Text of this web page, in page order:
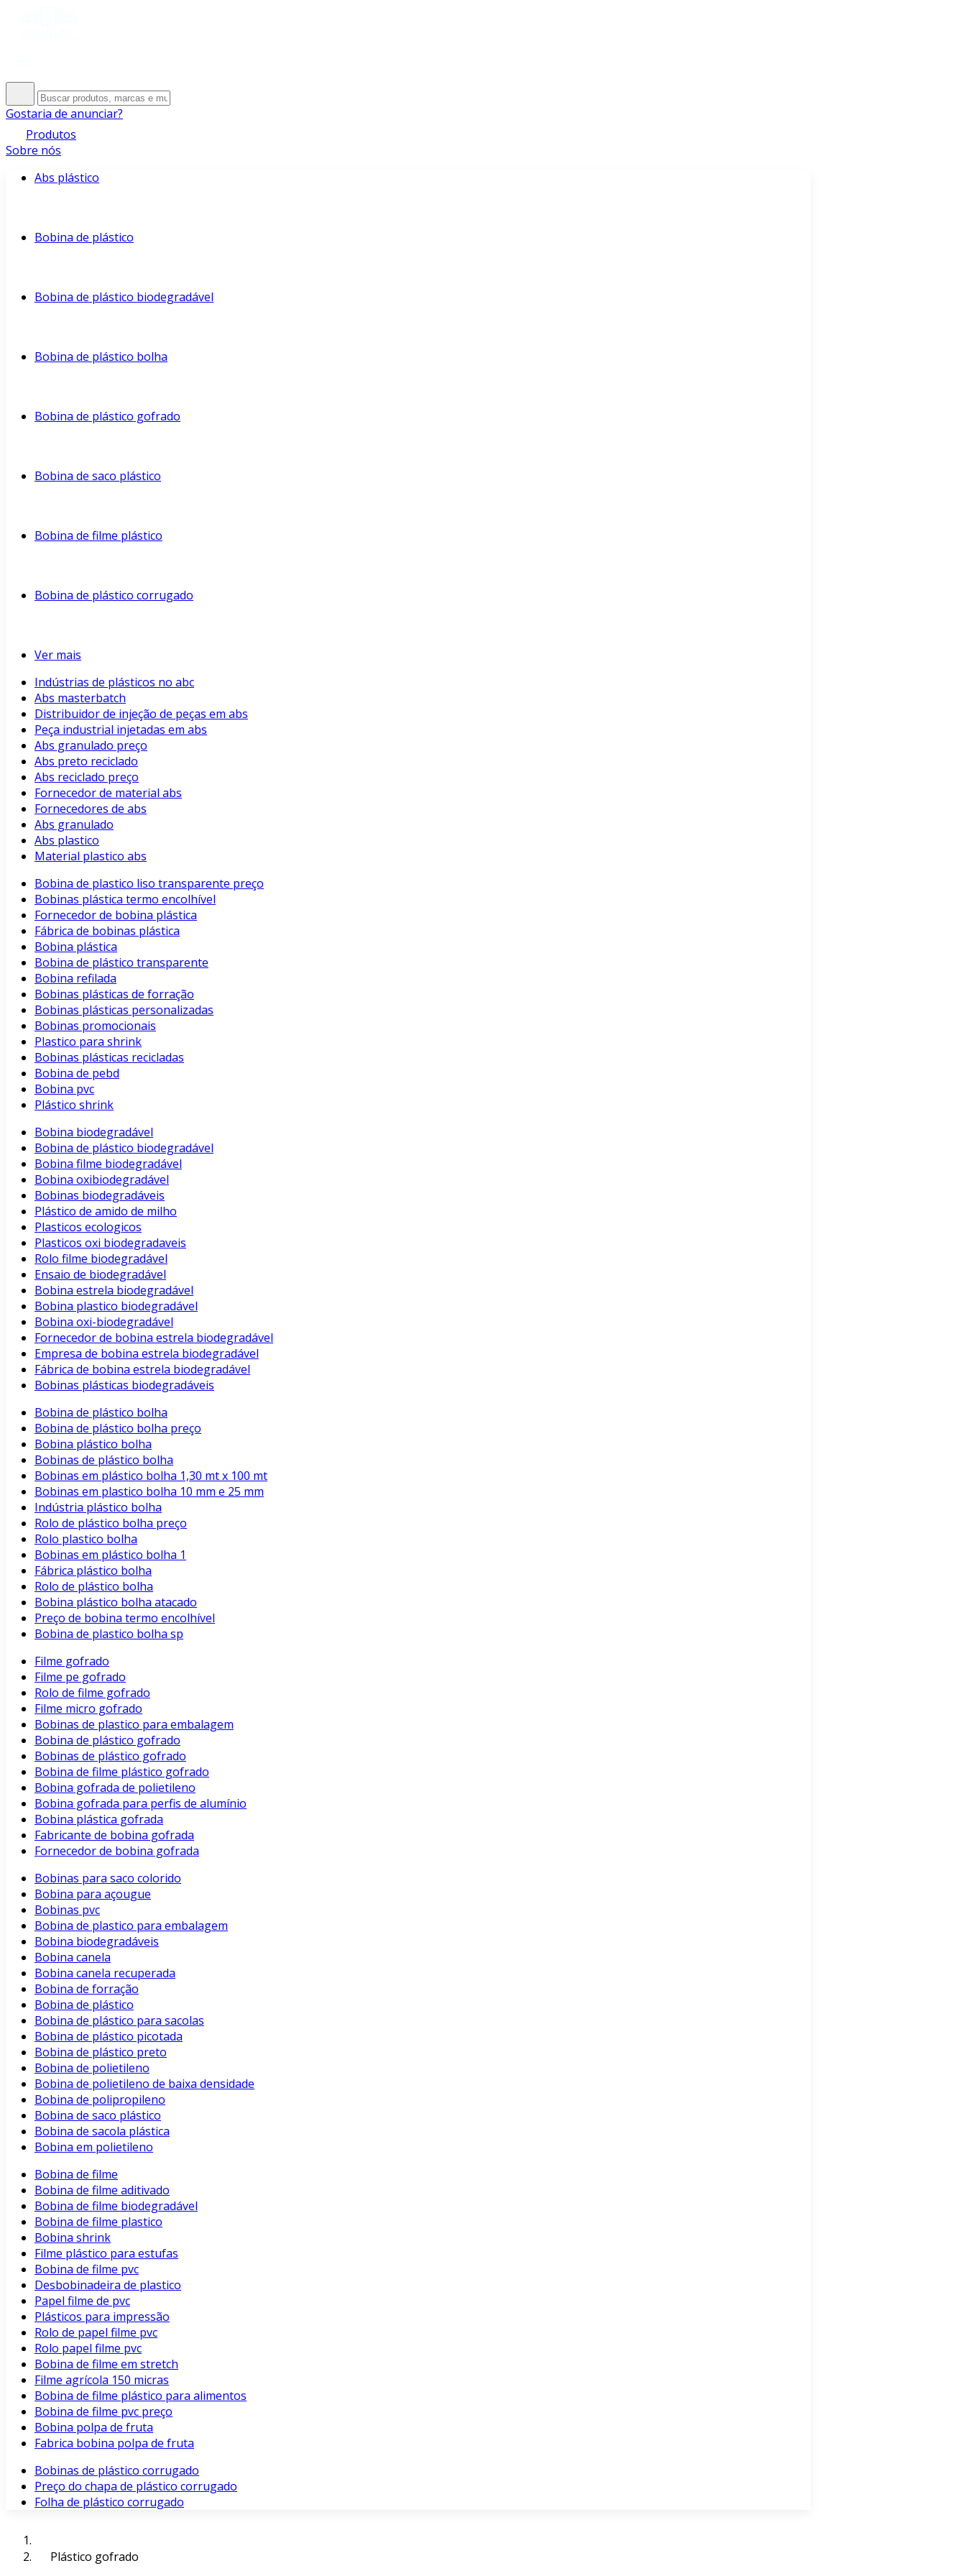
Gostaria de anunciar?
Produtos
Sobre nós
Abs plástico
Bobina de plástico
Bobina de plástico biodegradável
Bobina de plástico bolha
Bobina de plástico gofrado
Bobina de saco plástico
Bobina de filme plástico
Bobina de plástico corrugado
Ver mais
Indústrias de plásticos no abc
Abs masterbatch
Distribuidor de injeção de peças em abs
Peça industrial injetadas em abs
Abs granulado preço
Abs preto reciclado
Abs reciclado preço
Fornecedor de material abs
Fornecedores de abs
Abs granulado
Abs plastico
Material plastico abs
Bobina de plastico liso transparente preço
Bobinas plástica termo encolhível
Fornecedor de bobina plástica
Fábrica de bobinas plástica
Bobina plástica
Bobina de plástico transparente
Bobina refilada
Bobinas plásticas de forração
Bobinas plásticas personalizadas
Bobinas promocionais
Plastico para shrink
Bobinas plásticas recicladas
Bobina de pebd
Bobina pvc
Plástico shrink
Bobina biodegradável
Bobina de plástico biodegradável
Bobina filme biodegradável
Bobina oxibiodegradável
Bobinas biodegradáveis
Plástico de amido de milho
Plasticos ecologicos
Plasticos oxi biodegradaveis
Rolo filme biodegradável
Ensaio de biodegradável
Bobina estrela biodegradável
Bobina plastico biodegradável
Bobina oxi-biodegradável
Fornecedor de bobina estrela biodegradável
Empresa de bobina estrela biodegradável
Fábrica de bobina estrela biodegradável
Bobinas plásticas biodegradáveis
Bobina de plástico bolha
Bobina de plástico bolha preço
Bobina plástico bolha
Bobinas de plástico bolha
Bobinas em plástico bolha 1,30 mt x 100 mt
Bobinas em plastico bolha 10 mm e 25 mm
Indústria plástico bolha
Rolo de plástico bolha preço
Rolo plastico bolha
Bobinas em plástico bolha 1
Fábrica plástico bolha
Rolo de plástico bolha
Bobina plástico bolha atacado
Preço de bobina termo encolhível
Bobina de plastico bolha sp
Filme gofrado
Filme pe gofrado
Rolo de filme gofrado
Filme micro gofrado
Bobinas de plastico para embalagem
Bobina de plástico gofrado
Bobinas de plástico gofrado
Bobina de filme plástico gofrado
Bobina gofrada de polietileno
Bobina gofrada para perfis de alumínio
Bobina plástica gofrada
Fabricante de bobina gofrada
Fornecedor de bobina gofrada
Bobinas para saco colorido
Bobina para açougue
Bobinas pvc
Bobina de plastico para embalagem
Bobina biodegradáveis
Bobina canela
Bobina canela recuperada
Bobina de forração
Bobina de plástico
Bobina de plástico para sacolas
Bobina de plástico picotada
Bobina de plástico preto
Bobina de polietileno
Bobina de polietileno de baixa densidade
Bobina de polipropileno
Bobina de saco plástico
Bobina de sacola plástica
Bobina em polietileno
Bobina de filme
Bobina de filme aditivado
Bobina de filme biodegradável
Bobina de filme plastico
Bobina shrink
Filme plástico para estufas
Bobina de filme pvc
Desbobinadeira de plastico
Papel filme de pvc
Plásticos para impressão
Rolo de papel filme pvc
Rolo papel filme pvc
Bobina de filme em stretch
Filme agrícola 150 micras
Bobina de filme plástico para alimentos
Bobina de filme pvc preço
Bobina polpa de fruta
Fabrica bobina polpa de fruta
Bobinas de plástico corrugado
Preço do chapa de plástico corrugado
Folha de plástico corrugado
Plástico gofrado